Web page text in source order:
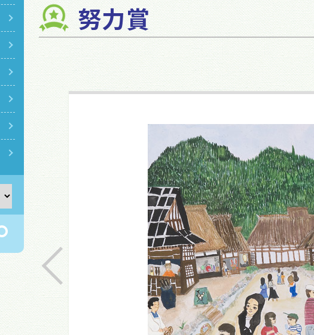
努力賞